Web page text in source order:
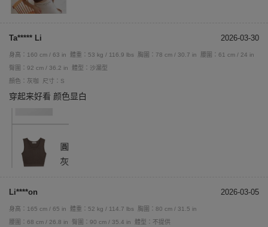
Ta***** Li 2026-03-30
身高：160 cm / 63 in 體重：53 kg / 116.9 lbs 胸圍：78 cm / 30.7 in
腰圍：61 cm / 24 in
臀圍：92 cm / 36.2 in
體型：沙漏型
顏色：灰咖
尺寸：S
穿起来好看 颜色显白
Li****on 2026-03-05
身高：165 cm / 65 in 體重：52 kg / 114.7 lbs
胸圍：80 cm / 31.5 in
腰圍：68 cm / 26.8 in
臀圍：90 cm / 35.4 in
體型：不提供